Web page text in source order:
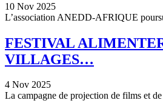
10 Nov 2025
L’association ANEDD-AFRIQUE
FESTIVAL
VILLAGES…
4 Nov 2025
La campagne de projection de films et